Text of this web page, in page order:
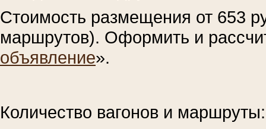
Стоимость размещения от 653
маршрутов). Оформить и
объявление».
Количество вагонов и маршруты: